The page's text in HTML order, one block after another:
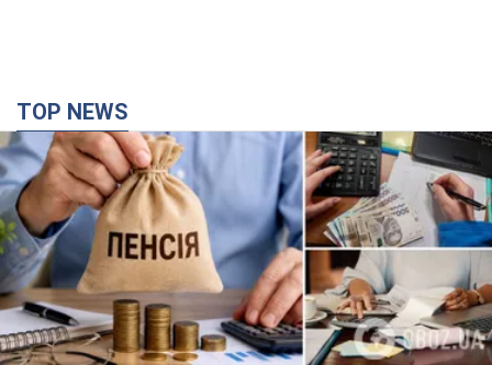
TOP NEWS